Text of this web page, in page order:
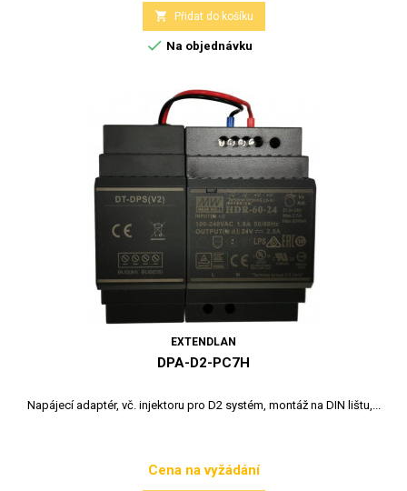
 Přidat do košíku
 Na objednávku
EXTENDLAN
DPA-D2-PC7H
Napájecí adaptér, vč. injektoru pro D2 systém, montáž na DIN lištu,...
Cena
Cena na vyžádání